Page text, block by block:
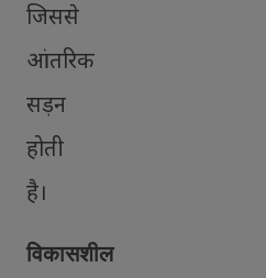
जिससे
आंतरिक
सड़न
होती
है।
विकासशील